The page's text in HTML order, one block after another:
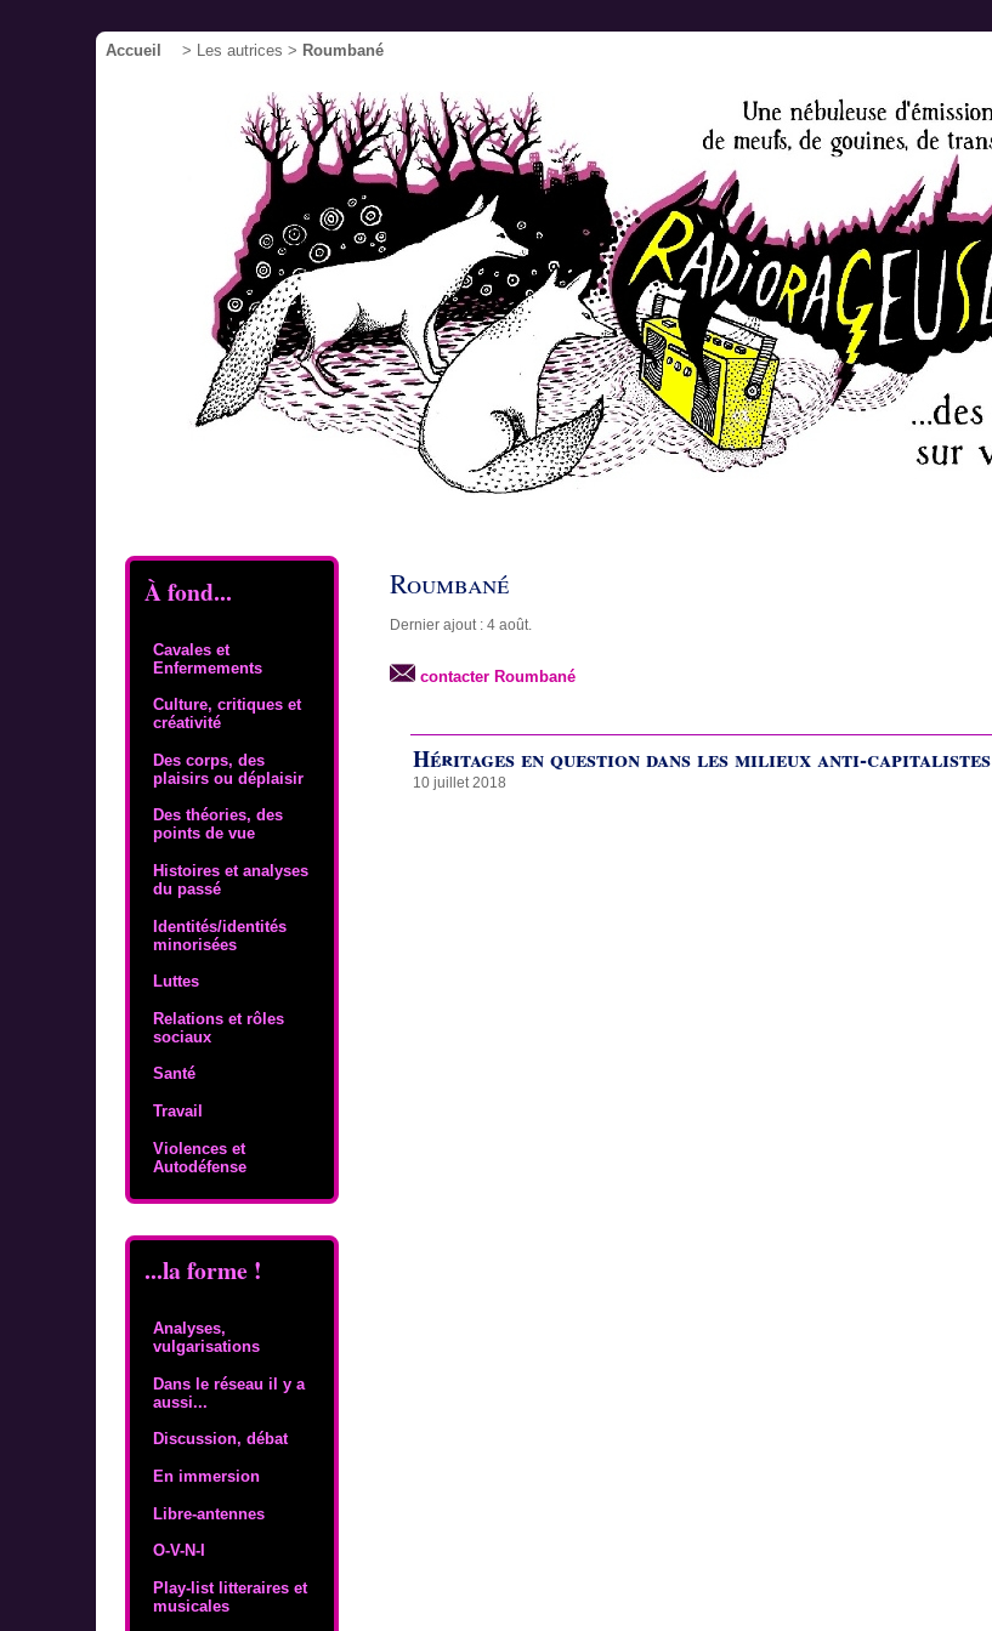
Accueil > Les autrices > Roumbané
À fond...
Cavales et
Enfermements
Culture, critiques et
créativité
Des corps, des
plaisirs ou déplaisir
Des théories, des
points de vue
Histoires et analyses
du passé
Identités/identités
minorisées
Luttes
Relations et rôles
sociaux
Santé
Travail
Violences et
Autodéfense
...la forme !
Analyses,
vulgarisations
Dans le réseau il y a
aussi...
Discussion, débat
En immersion
Libre-antennes
O-V-N-I
Play-list litteraires et
musicales
Roumbané
Dernier ajout : 4 août.
contacter Roumbané
Héritages en question dans les milieux anti-capitalistes
10 juillet 2018